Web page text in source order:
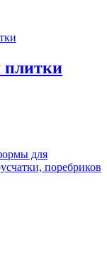
плитки
для
поребриков